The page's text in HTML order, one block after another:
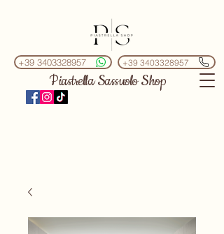
Piastrella Sassuolo Shop
+39 3403328957
+39 3403328957